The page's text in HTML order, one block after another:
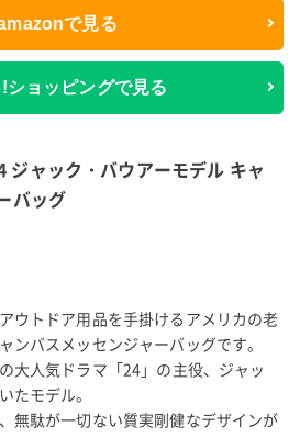
カラーリングの商品が多いのが特徴的
ル資源のコーデュラエコメイドを使
の通学バッグや子供の習い事用バッ